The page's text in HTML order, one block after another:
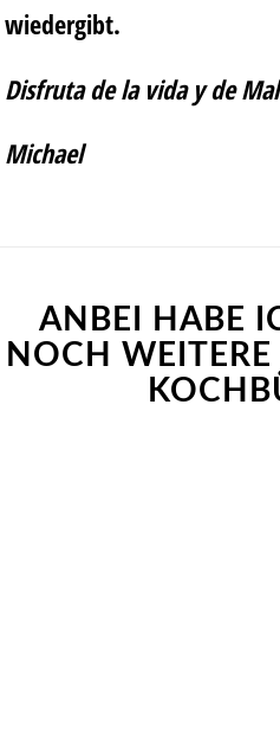
wiedergibt.
Disfruta de la vida y de
Michael
ANBEI HABE
NOCH